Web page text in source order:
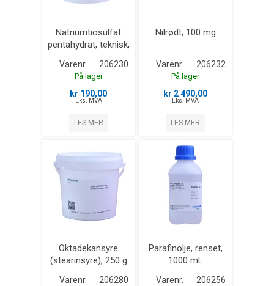
Natriumtiosulfat
pentahydrat, teknisk,
Varenr. 206230
På lager
kr 190,00
Eks. MVA
LES MER
Nilrødt, 100 mg
Varenr. 206232
På lager
kr 2 490,00
Eks. MVA
LES MER
Oktadekansyre
(stearinsyre), 250 g
Varenr. 206280
Parafinolje, renset,
1000 mL
Varenr. 206256